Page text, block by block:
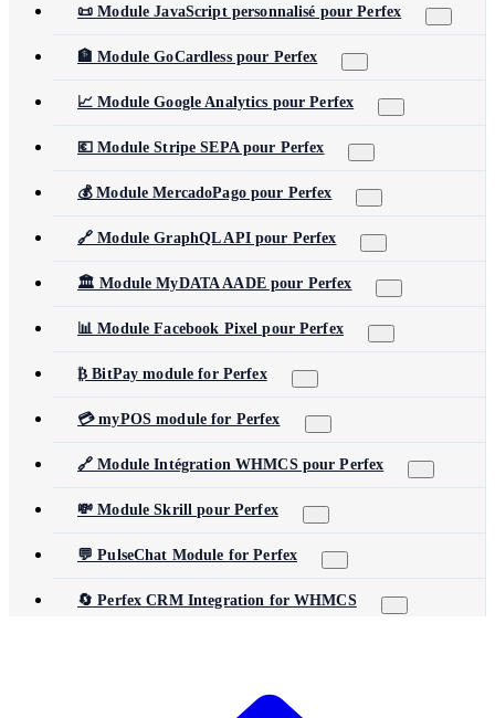
📜 Module JavaScript personnalisé pour Perfex
🏦 Module GoCardless pour Perfex
📈 Module Google Analytics pour Perfex
💶 Module Stripe SEPA pour Perfex
💰 Module MercadoPago pour Perfex
🔗 Module GraphQL API pour Perfex
🏛️ Module MyDATA AADE pour Perfex
📊 Module Facebook Pixel pour Perfex
₿ BitPay module for Perfex
💳 myPOS module for Perfex
🔗 Module Intégration WHMCS pour Perfex
💸 Module Skrill pour Perfex
💬 PulseChat Module for Perfex
🔄 Perfex CRM Integration for WHMCS